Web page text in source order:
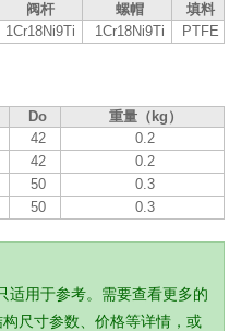
阀杆 螺帽
填料
1Cr18Ni9Ti 1Cr18Ni9Ti PTFE
Do
重量（kg）
42
0.2
42
0.2
50
0.3
50 0.3
适用于参考。需要查看更多的
尺寸参数、价格等详情，或